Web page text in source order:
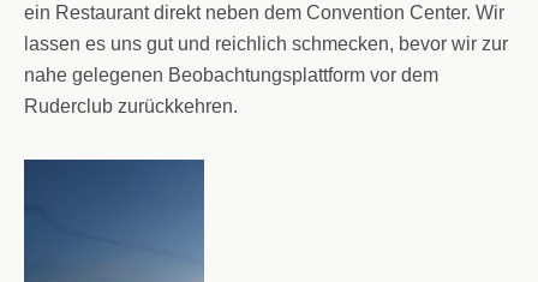
ein Restaurant direkt neben dem Convention Center. Wir
lassen es uns gut und reichlich schmecken, bevor wir zur
nahe gelegenen Beobachtungsplattform vor dem
Ruderclub zurückkehren.